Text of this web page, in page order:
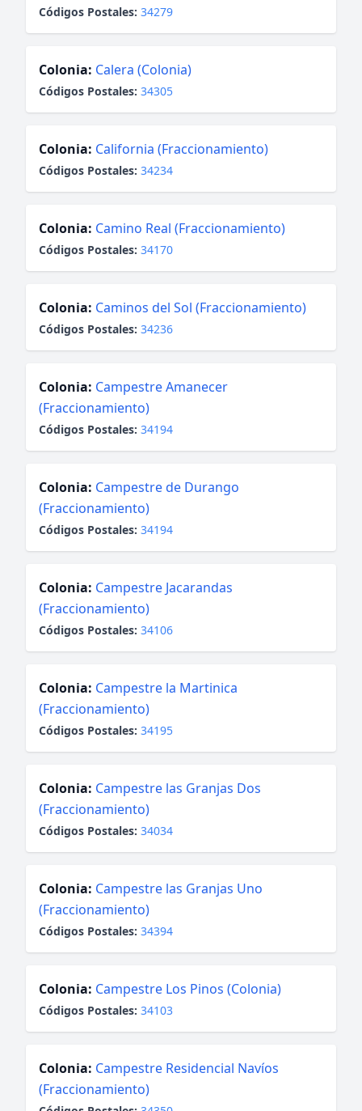
Códigos Postales: 34279
Colonia: Calera (Colonia)
Códigos Postales: 34305
Colonia: California (Fraccionamiento)
Códigos Postales: 34234
Colonia: Camino Real (Fraccionamiento)
Códigos Postales: 34170
Colonia: Caminos del Sol (Fraccionamiento)
Códigos Postales: 34236
Colonia: Campestre Amanecer
(Fraccionamiento)
Códigos Postales: 34194
Colonia: Campestre de Durango
(Fraccionamiento)
Códigos Postales: 34194
Colonia: Campestre Jacarandas
(Fraccionamiento)
Códigos Postales: 34106
Colonia: Campestre la Martinica
(Fraccionamiento)
Códigos Postales: 34195
Colonia: Campestre las Granjas Dos
(Fraccionamiento)
Códigos Postales: 34034
Colonia: Campestre las Granjas Uno
(Fraccionamiento)
Códigos Postales: 34394
Colonia: Campestre Los Pinos (Colonia)
Códigos Postales: 34103
Colonia: Campestre Residencial Navíos
(Fraccionamiento)